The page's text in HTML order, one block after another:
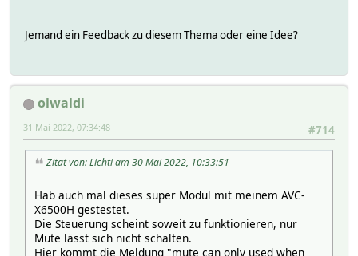
Jemand ein Feedback zu diesem Thema oder eine Idee?
olwaldi
#714
31 Mai 2022, 07:34:48
Zitat von: Lichti am 30 Mai 2022, 10:33:51
Hab auch mal dieses super Modul mit meinem AVC-
X6500H gestestet.
Die Steuerung scheint soweit zu funktionieren, nur
Mute lässt sich nicht schalten.
Hier kommt die Meldung "mute can only used when